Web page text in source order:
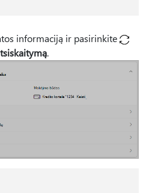
informaciją ir pasirinkite
.